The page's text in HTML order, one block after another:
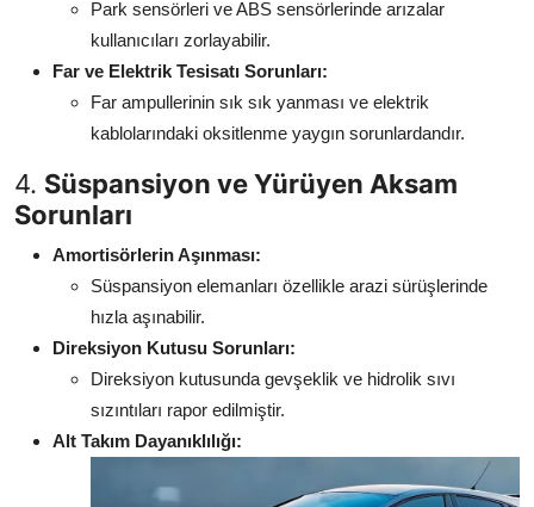
Park sensörleri ve ABS sensörlerinde arızalar
kullanıcıları zorlayabilir.
Far ve Elektrik Tesisatı Sorunları:
Far ampullerinin sık sık yanması ve elektrik
kablolarındaki oksitlenme yaygın sorunlardandır.
4. Süspansiyon ve Yürüyen Aksam
Sorunları
Amortisörlerin Aşınması:
Süspansiyon elemanları özellikle arazi sürüşlerinde
hızla aşınabilir.
Direksiyon Kutusu Sorunları:
Direksiyon kutusunda gevşeklik ve hidrolik sıvı
sızıntıları rapor edilmiştir.
Alt Takım Dayanıklılığı: